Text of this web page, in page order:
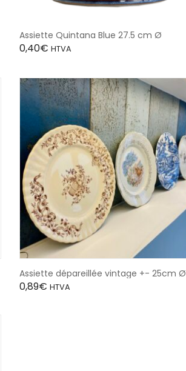
Assiette Quintana Blue 27.5 cm Ø
0,40€ HTVA
Assiette dépareillée vintage +- 25cm Ø
0,89€ HTVA